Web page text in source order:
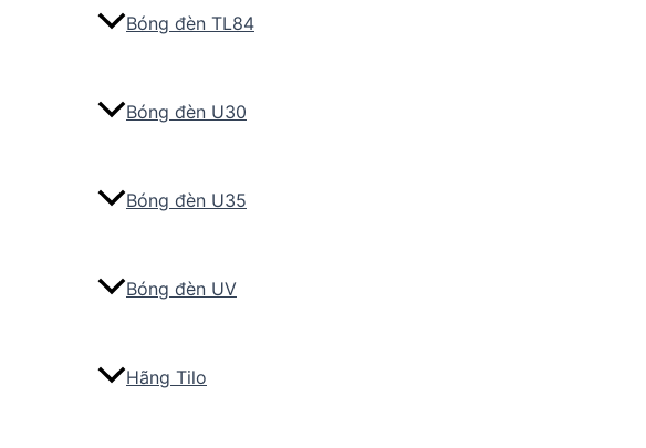
Bóng đèn TL84
Bóng đèn U30
Bóng đèn U35
Bóng đèn UV
Hãng Tilo